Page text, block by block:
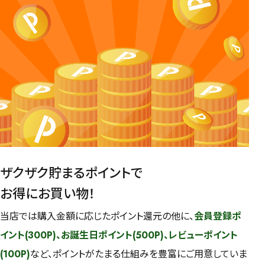
ザクザク貯まるポイントで
お得にお買い物！
当店では購入金額に応じたポイント還元の他に、会員登録ポ
イント(300P)、お誕生日ポイント(500P)、レビューポイント
(100P)など、ポイントがたまる仕組みを豊富にご用意していま